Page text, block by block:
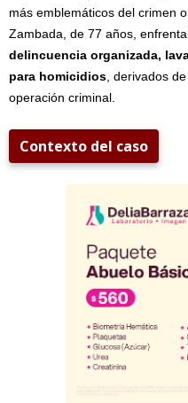
más emblemáticos del crimen
Zambada, de 77 años,
delincuencia organizada,
para homicidios, derivados
operación criminal.
Contexto del caso